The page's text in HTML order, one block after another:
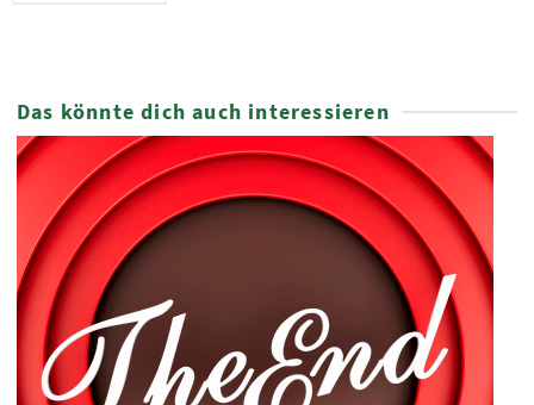
Das könnte dich auch interessieren